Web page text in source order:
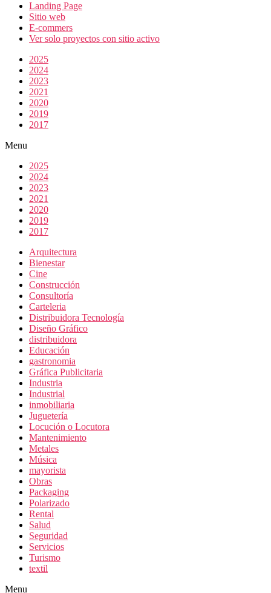
Landing Page
Sitio web
E-commers
Ver solo proyectos con sitio activo
2025
2024
2023
2021
2020
2019
2017
Menu
2025
2024
2023
2021
2020
2019
2017
Arquitectura
Bienestar
Cine
Construcción
Consultoría
Carteleria
Distribuidora Tecnología
Diseño Gráfico
distribuidora
Educación
gastronomia
Gráfica Publicitaria
Industria
Industrial
inmobiliaria
Juguetería
Locución o Locutora
Mantenimiento
Metales
Música
mayorista
Obras
Packaging
Polarizado
Rental
Salud
Seguridad
Servicios
Turismo
textil
Menu